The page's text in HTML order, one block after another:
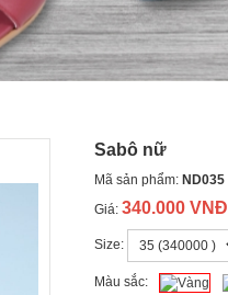
Sabô nữ
Mã sản phẩm: ND035
Giá: 340.000 VNĐ
Size:
Màu sắc: